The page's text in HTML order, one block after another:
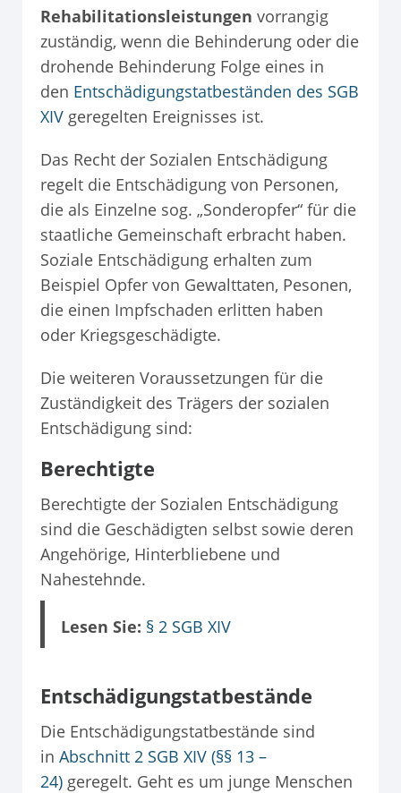
Rehabilitationsleistungen vorrangig
zuständig, wenn die Behinderung oder die
drohende Behinderung Folge eines in
den Entschädigungstatbeständen des SGB
XIV geregelten Ereignisses ist.
Das Recht der Sozialen Entschädigung
regelt die Entschädigung von Personen,
die als Einzelne sog. „Sonderopfer“ für die
staatliche Gemeinschaft erbracht haben.
Soziale Entschädigung erhalten zum
Beispiel Opfer von Gewalttaten, Pesonen,
die einen Impfschaden erlitten haben
oder Kriegsgeschädigte.
Die weiteren Voraussetzungen für die
Zuständigkeit des Trägers der sozialen
Entschädigung sind:
Berechtigte
Berechtigte der Sozialen Entschädigung
sind die Geschädigten selbst sowie deren
Angehörige, Hinterbliebene und
Nahestehnde.
Lesen Sie: § 2 SGB XIV
Entschädigungstatbestände
Die Entschädigungstatbestände sind
in Abschnitt 2 SGB XIV (§§ 13 –
24) geregelt. Geht es um junge Menschen